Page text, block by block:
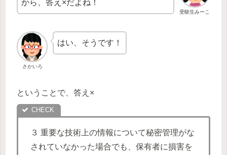
受験生みーこ
から、答え×だよね！
さかいろ
はい、そうです！
ということで、答え×
３ 重要な技術上の情報について秘密管理がな
されていなかった場合でも、保有者に損害を